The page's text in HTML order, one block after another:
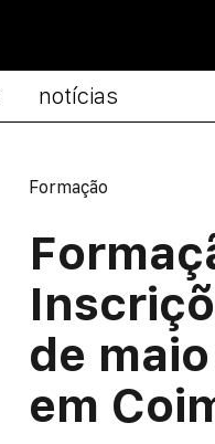
notícias
Formação
de
em